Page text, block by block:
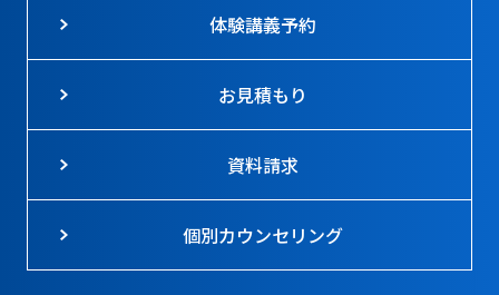
体験講義予約
お見積もり
資料請求
個別カウンセリング